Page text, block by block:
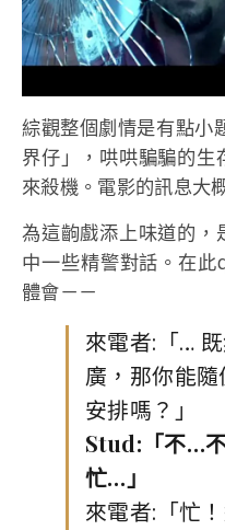
綜觀整個劇情是有點小
界仔」，哄哄騙騙的生
來殺機。電影的訊息大
為這齣戲添上味道的，
中一些精警對話。在
體會－－
來電者:「…
廣，那你能
安排嗎？」
Stud:「不…
忙…」
來電者:「忙